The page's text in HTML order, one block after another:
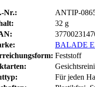
Nr.:
ANTIP-
32 g
BALADE
Feststoff
Für jeden